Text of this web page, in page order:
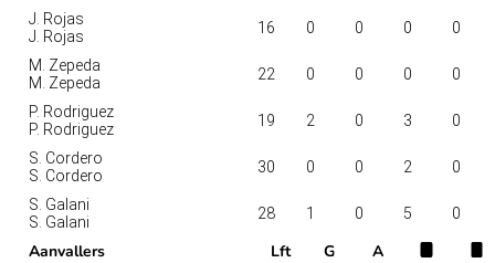
J. Rojas
J. Rojas
16 0 0 0 0
M. Zepeda
M. Zepeda
22 0 0 0 0
P. Rodriguez
P. Rodriguez
19 2 0 3 0
S. Cordero
S. Cordero
30 0 0 2 0
S. Galani
S. Galani
28 1 0 5 0
Aanvallers Lft G A